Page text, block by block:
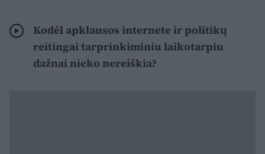
Kodėl apklausos internete ir politikų
reitingai tarprinkiminiu laikotarpiu
dažnai nieko nereiškia?